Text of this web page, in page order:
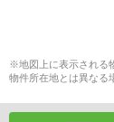
※地図上に表示される
物件所在地とは異なる